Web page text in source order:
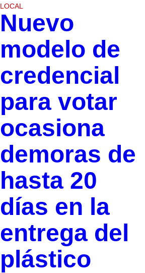
LOCAL
Nuevo
modelo de
credencial
para votar
ocasiona
demoras de
hasta 20
días en la
entrega del
plástico